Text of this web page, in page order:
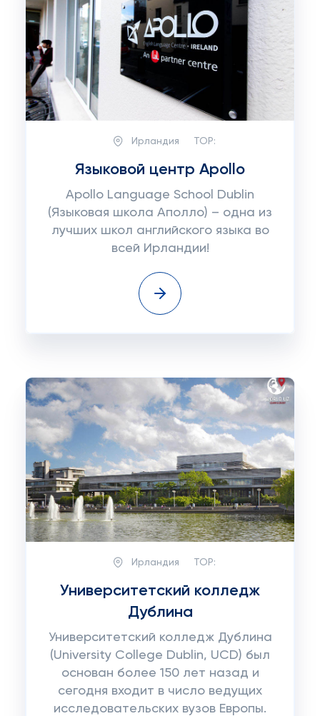
Ирландия TOP:
Языковой центр Apollo
Apollo Language School Dublin
(Языковая школа Аполло) – одна из
лучших школ английского языка во
всей Ирландии!
Ирландия TOP:
Университетский колледж
Дублина
Университетский колледж Дублина
(University College Dublin, UCD) был
основан более 150 лет назад и
сегодня входит в число ведущих
исследовательских вузов Европы.